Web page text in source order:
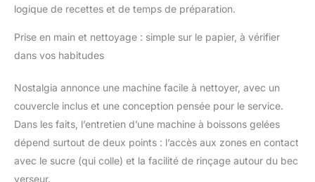
logique de recettes et de temps de préparation.
Prise en main et nettoyage : simple sur le papier, à vérifier
dans vos habitudes
Nostalgia annonce une machine facile à nettoyer, avec un
couvercle inclus et une conception pensée pour le service.
Dans les faits, l’entretien d’une machine à boissons gelées
dépend surtout de deux points : l’accès aux zones en contact
avec le sucre (qui colle) et la facilité de rinçage autour du bec
verseur.